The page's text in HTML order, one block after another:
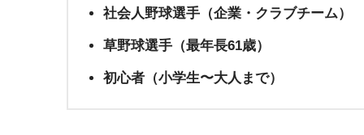
社会人野球選手（企業・クラブチーム）
草野球選手（最年長61歳）
初心者（小学生〜大人まで）